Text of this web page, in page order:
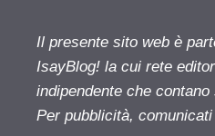
Il presente sito web è
IsayBlog! la cui rete
indipendente che
Per pubblicità,